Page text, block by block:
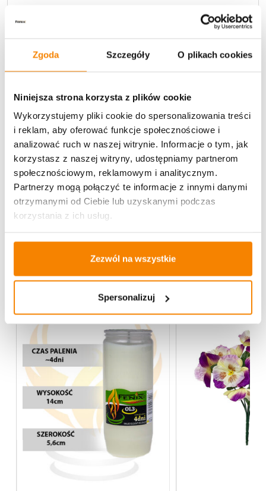
Zgoda Szczegóły O plikach cookies
Niniejsza strona korzysta z plików cookie
Wykorzystujemy pliki cookie do spersonalizowania treści
i reklam, aby oferować funkcje społecznościowe i
analizować ruch w naszej witrynie. Informacje o tym, jak
korzystasz z naszej witryny, udostępniamy partnerom
społecznościowym, reklamowym i analitycznym.
Partnerzy mogą połączyć te informacje z innymi danymi
otrzymanymi od Ciebie lub uzyskanymi podczas
korzystania z ich usług.
Zezwól na wszystkie
Spersonalizuj
Potrzebujesz większą ilość? Zapraszamy do naszej
hurtowniiPrzejdź do hurtowni B2B
Specyfikacja
Opinie klientów
Więcej z kategorii Kwiaty sztuczne
-39%